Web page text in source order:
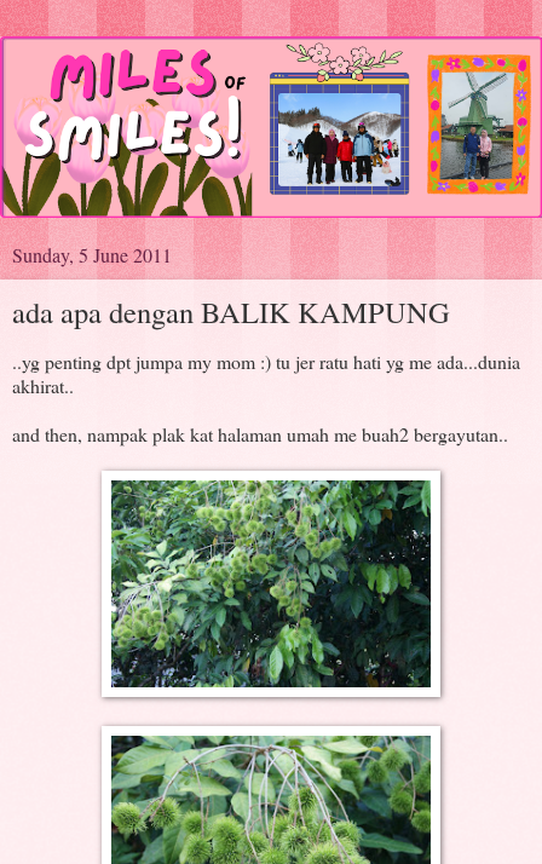
Sunday, 5 June 2011
ada apa dengan BALIK KAMPUNG
..yg penting dpt jumpa my mom :) tu jer ratu hati yg me ada...dunia
akhirat..
and then, nampak plak kat halaman umah me buah2 bergayutan..